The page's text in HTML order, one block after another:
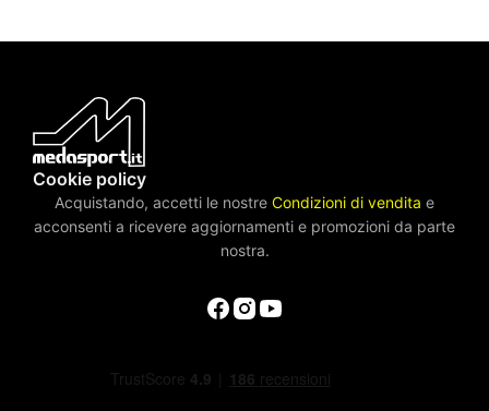
Cookie policy
Acquistando, accetti le nostre Condizioni di vendita e
acconsenti a ricevere aggiornamenti e promozioni da parte
nostra.